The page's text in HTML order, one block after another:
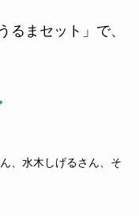
るまセット」で、
、水木しげるさん、そ